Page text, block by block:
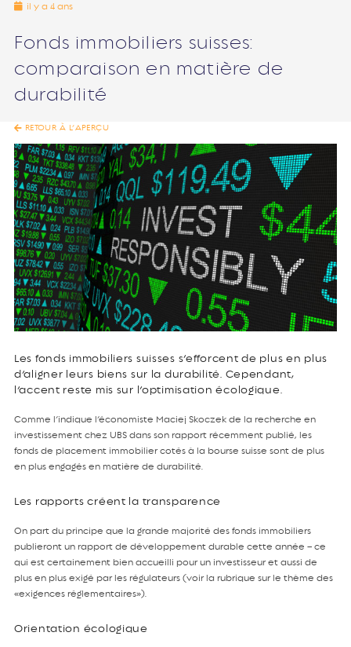
il y a 4 ans
Fonds immobiliers suisses:
comparaison en matière de
durabilité
RETOUR À L’APERÇU
Les fonds immobiliers suisses s’efforcent de plus en plus
d’aligner leurs biens sur la durabilité. Cependant,
l’accent reste mis sur l’optimisation écologique.
Comme l’indique l’économiste Maciej Skoczek de la recherche en
investissement chez UBS dans son rapport récemment publié, les
fonds de placement immobilier cotés à la bourse suisse sont de plus
en plus engagés en matière de durabilité.
Les rapports créent la transparence
On part du principe que la grande majorité des fonds immobiliers
publieront un rapport de développement durable cette année – ce
qui est certainement bien accueilli pour un investisseur et aussi de
plus en plus exigé par les régulateurs (voir la rubrique sur le thème des
«exigences réglementaires»).
Orientation écologique